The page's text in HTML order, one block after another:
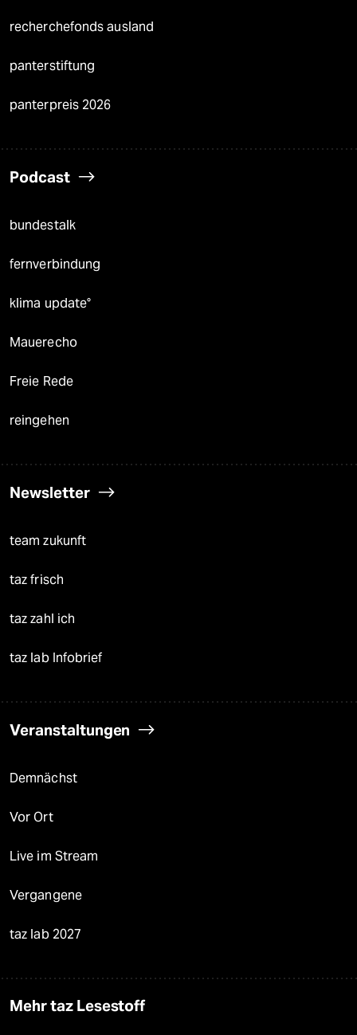
recherchefonds ausland
panterstiftung
panterpreis 2026
Podcast
bundestalk
fernverbindung
klima update°
Mauerecho
Freie Rede
reingehen
Newsletter
team zukunft
taz frisch
taz zahl ich
taz lab Infobrief
Veranstaltungen
Demnächst
Vor Ort
Live im Stream
Vergangene
taz lab 2027
Mehr taz Lesestoff